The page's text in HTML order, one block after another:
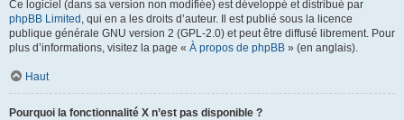
Ce logiciel (dans sa version non modifiée) est développé et distribué par
phpBB Limited , qui en a les droits d’auteur. Il est publié sous la licence
publique générale GNU version 2 (GPL-2.0) et peut être diffusé librement. Pour
plus d’informations, visitez la page « À propos de phpBB » (en anglais).
Haut
Pourquoi la fonctionnalité X n’est pas disponible ?